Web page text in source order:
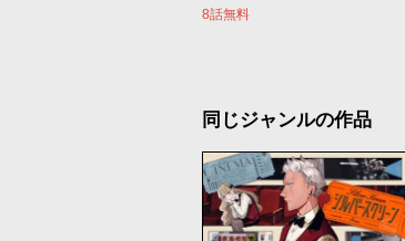
8話無料
同じジャンルの作品